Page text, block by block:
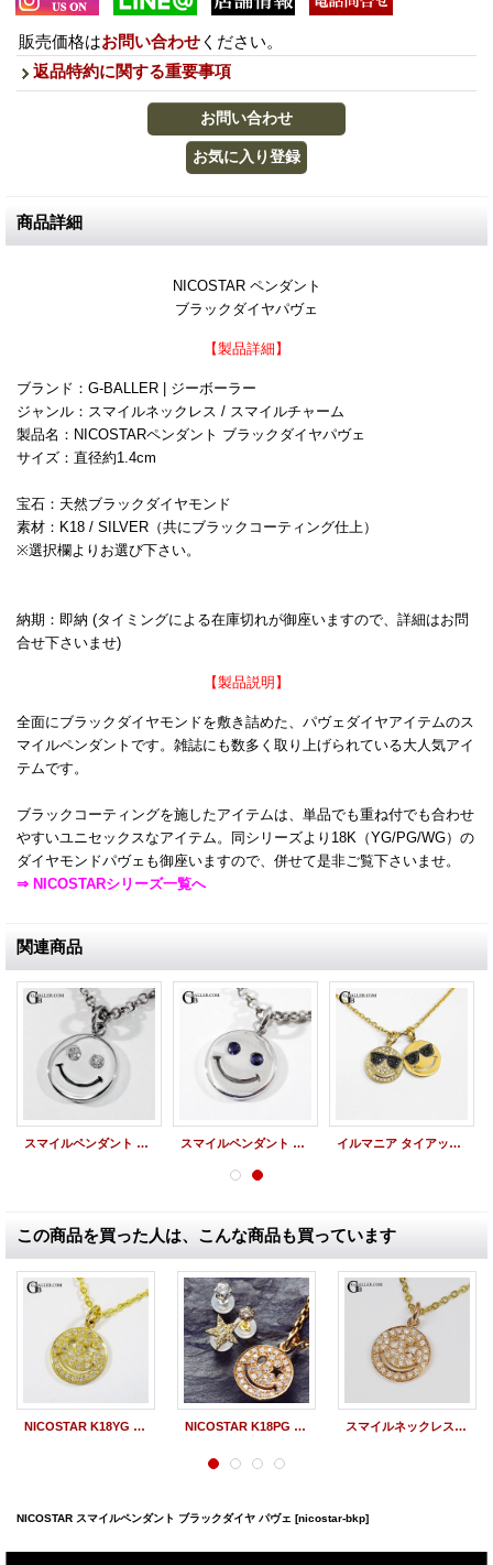
販売価格はお問い合わせ ください。
返品特約に関する重要事項
商品詳細
NICOSTAR ペンダント
ブラックダイヤパヴェ
【製品詳細】
ブランド：G-BALLER | ジーボーラー
ジャンル：スマイルネックレス / スマイルチャーム
製品名：NICOSTARペンダント ブラックダイヤパヴェ
サイズ：直径約1.4cm
宝石：天然ブラックダイヤモンド
素材：K18 / SILVER（共にブラックコーティング仕上）
※選択欄よりお選び下さい。
納期：即納 (タイミングによる在庫切れが御座いますので、詳細はお問
合せ下さいませ)
【製品説明】
全面にブラックダイヤモンドを敷き詰めた、パヴェダイヤアイテムのス
マイルペンダントです。雑誌にも数多く取り上げられている大人気アイ
テムです。
ブラックコーティングを施したアイテムは、単品でも重ね付でも合わせ
やすいユニセックスなアイテム。同シリーズより18K（YG/PG/WG）の
ダイヤモンドパヴェも御座いますので、併せて是非ご覧下さいませ。
⇒ NICOSTARシリーズ一覧へ
関連商品
スマイルペンダント NICOSTAR ダイヤモンド EYE スマイルペンダント NICOSTAR サファイア EYE イルマニア タイアップモデル K18 NicoGlasses パヴェダイヤ
この商品を買った人は、こんな商品も買っています
NICOSTAR K18YG スマイルペンダント ダイヤパヴェ NICOSTAR K18PG スマイルペンダント ダイヤパヴェ スマイルネックレス NICOSTAR 18KPG パヴェダイヤ
NICOSTAR スマイルペンダント ブラックダイヤ パヴェ [nicostar-bkp]